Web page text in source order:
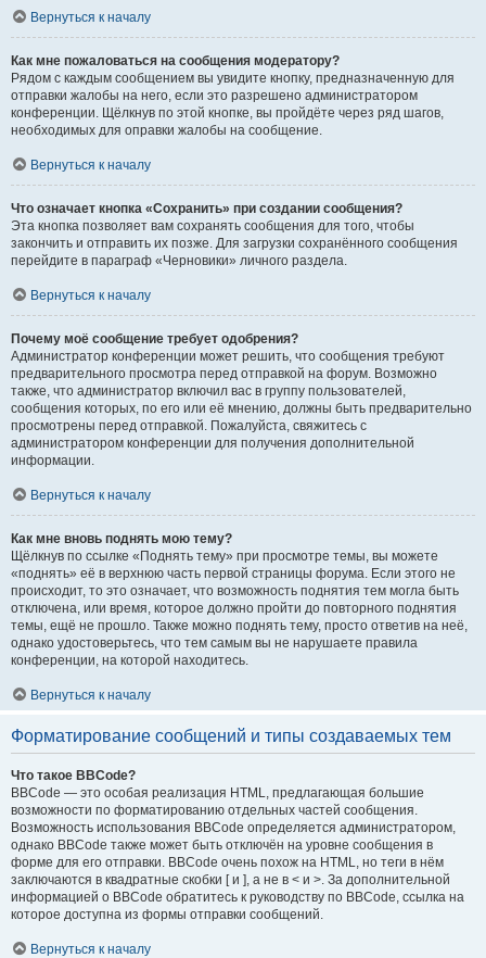
Вернуться к началу
Как мне пожаловаться на сообщения модератору?
Рядом с каждым сообщением вы увидите кнопку, предназначенную для
отправки жалобы на него, если это разрешено администратором
конференции. Щёлкнув по этой кнопке, вы пройдёте через ряд шагов,
необходимых для оправки жалобы на сообщение.
Вернуться к началу
Что означает кнопка «Сохранить» при создании сообщения?
Эта кнопка позволяет вам сохранять сообщения для того, чтобы
закончить и отправить их позже. Для загрузки сохранённого сообщения
перейдите в параграф «Черновики» личного раздела.
Вернуться к началу
Почему моё сообщение требует одобрения?
Администратор конференции может решить, что сообщения требуют
предварительного просмотра перед отправкой на форум. Возможно
также, что администратор включил вас в группу пользователей,
сообщения которых, по его или её мнению, должны быть предварительно
просмотрены перед отправкой. Пожалуйста, свяжитесь с
администратором конференции для получения дополнительной
информации.
Вернуться к началу
Как мне вновь поднять мою тему?
Щёлкнув по ссылке «Поднять тему» при просмотре темы, вы можете
«поднять» её в верхнюю часть первой страницы форума. Если этого не
происходит, то это означает, что возможность поднятия тем могла быть
отключена, или время, которое должно пройти до повторного поднятия
темы, ещё не прошло. Также можно поднять тему, просто ответив на неё,
однако удостоверьтесь, что тем самым вы не нарушаете правила
конференции, на которой находитесь.
Вернуться к началу
Форматирование сообщений и типы создаваемых тем
Что такое BBCode?
BBCode — это особая реализация HTML, предлагающая большие
возможности по форматированию отдельных частей сообщения.
Возможность использования BBCode определяется администратором,
однако BBCode также может быть отключён на уровне сообщения в
форме для его отправки. BBCode очень похож на HTML, но теги в нём
заключаются в квадратные скобки [ и ], а не в < и >. За дополнительной
информацией о BBCode обратитесь к руководству по BBCode, ссылка на
которое доступна из формы отправки сообщений.
Вернуться к началу